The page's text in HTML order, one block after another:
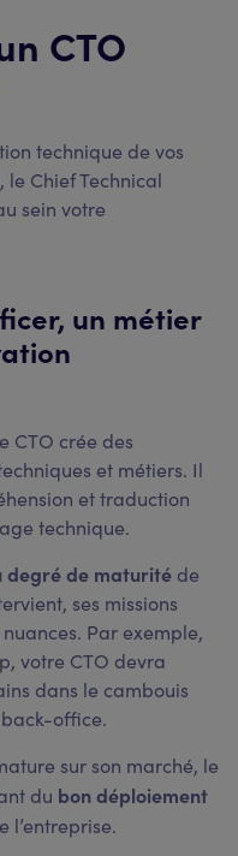
CTO
technique de vos
Chief Technical
sein votre
un métier
CTO crée des
et métiers. Il
et traduction
technique.
degré de maturité de
ses missions
Par exemple,
votre CTO devra
dans le cambouis
office.
sur son marché, le
du bon déploiement
l’entreprise.